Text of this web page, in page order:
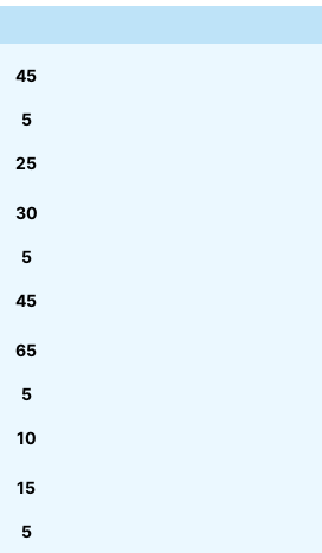
45
5
25
30
5
45
65
5
10
15
5